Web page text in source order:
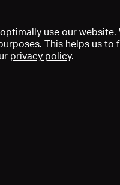
use our
This helps us
privacy policy.